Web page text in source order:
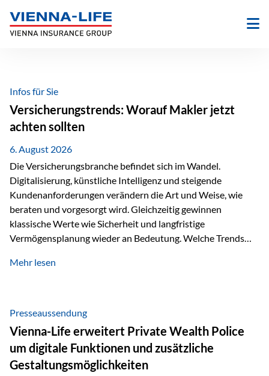
Inhalt
springen
Infos für Sie
Versicherungstrends: Worauf Makler jetzt
achten sollten
6. August 2026
Die Versicherungsbranche befindet sich im Wandel.
Digitalisierung, künstliche Intelligenz und steigende
Kundenanforderungen verändern die Art und Weise, wie
beraten und vorgesorgt wird. Gleichzeitig gewinnen
klassische Werte wie Sicherheit und langfristige
Vermögensplanung wieder an Bedeutung. Welche Trends
Blick behalten? Digitalisierung und KI verändern die
administrative Aufgaben, beschleunigen Abläufe und
schaffen mehr Zeit für das Wesentliche: die persönliche
Beratung. Gerade deshalb wird die individuelle Betreuung
zum entscheidenden Erfolgsfaktor. Technologie kann
unterstützen, Vertrauen entsteht jedoch weiterhin im
Mehr lesen
Presseaussendung
Vienna-Life erweitert Private Wealth Police
um digitale Funktionen und zusätzliche
Gestaltungsmöglichkeiten